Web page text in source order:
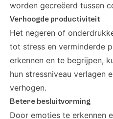
worden gecreëerd tussen
Verhoogde productiviteit
Het negeren of
tot stress en verminderde
erkennen en te begrijpen,
hun stressniveau verlagen
verhogen.
Betere besluitvorming
Door emoties te erkennen